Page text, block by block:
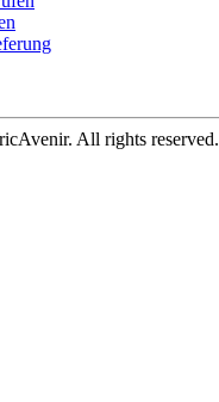
All rights reserved.